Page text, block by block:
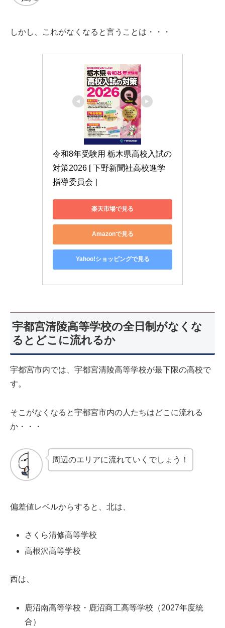
しかし、これがなくなると言うことは・・・
令和8年受験用 栃木県高校入試の
対策2026 [ 下野新聞社高校進学
指導委員会 ]
楽天市場で見る
Amazonで見る
Yahoo!ショッピングで見る
宇都宮清陵高等学校の全日制がなくな
るとどこに流れるか
宇都宮市内では、宇都宮清陵高等学校が最下限の高校で
す。
そこがなくなると宇都宮市内の人たちはどこに流れる
か・・・
周辺のエリアに流れていくでしょう！
偏差値レベルからすると、北は、
さくら清修高等学校
高根沢高等学校
西は、
鹿沼南高等学校・鹿沼商工高等学校（2027年度統
合）